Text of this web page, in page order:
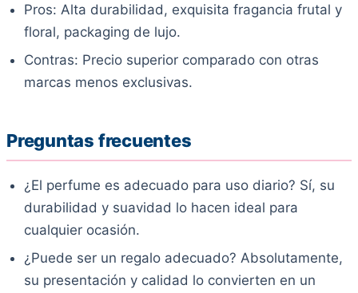
Pros: Alta durabilidad, exquisita fragancia frutal y
floral, packaging de lujo.
Contras: Precio superior comparado con otras
marcas menos exclusivas.
Preguntas frecuentes
¿El perfume es adecuado para uso diario? Sí, su
durabilidad y suavidad lo hacen ideal para
cualquier ocasión.
¿Puede ser un regalo adecuado? Absolutamente,
su presentación y calidad lo convierten en un